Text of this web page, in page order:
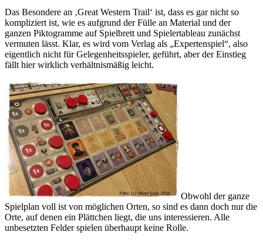
Das Besondere an ‚Great Western Trail‘ ist, dass es gar nicht so
kompliziert ist, wie es aufgrund der Fülle an Material und der
ganzen Piktogramme auf Spielbrett und Spielertableau zunächst
vermuten lässt. Klar, es wird vom Verlag als „Expertenspiel“, also
eigentlich nicht für Gelegenheitsspieler, geführt, aber der Einstieg
fällt hier wirklich verhältnismäßig leicht.
Obwohl der ganze
Spielplan voll ist von möglichen Orten, so sind es dann doch nur die
Orte, auf denen ein Plättchen liegt, die uns interessieren. Alle
unbesetzten Felder spielen überhaupt keine Rolle.